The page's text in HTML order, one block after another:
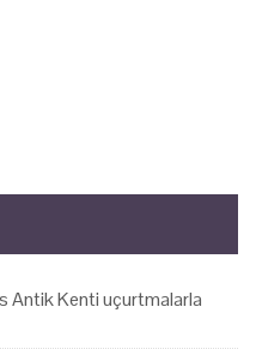
Antik Kenti uçurtmalarla